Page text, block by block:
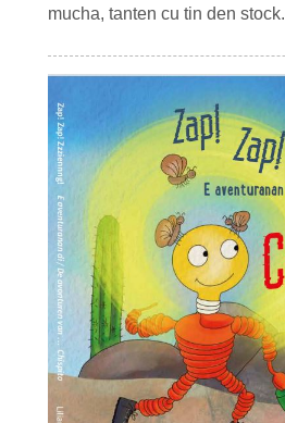
mucha, tanten cu tin den stock.